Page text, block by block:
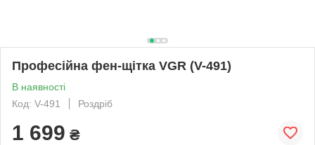
Професійна фен-щітка VGR (V-491)
В наявності
Код: V-491
Роздріб
1 699 ₴